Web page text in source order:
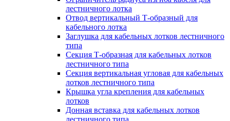
лестничного лотка
Отвод вертикальный Т-образный для
кабельного лотка
Заглушка для кабельных лотков лестничного
типа
Секция Т-образная для кабельных лотков
лестничного типа
Секция вертикальная угловая для кабельных
лотков лестничного типа
Крышка угла крепления для кабельных
лотков
Донная вставка для кабельных лотков
лестничного типа